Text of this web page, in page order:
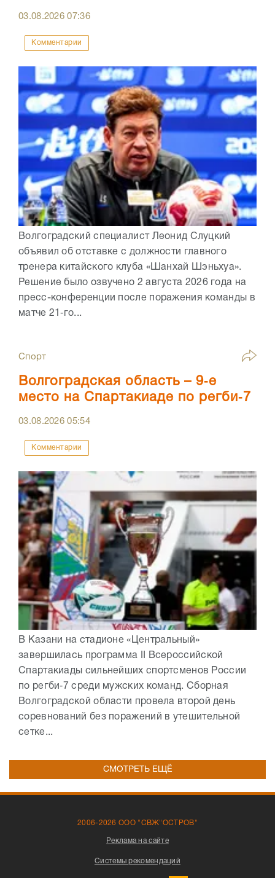
03.08.202607:36
Комментарии
Волгоградский специалист Леонид Слуцкий
объявил об отставке с должности главного
тренера китайского клуба «Шанхай Шэньхуа».
Решение было озвучено 2 августа 2026 года на
пресс-конференции после поражения команды в
матче 21‑го...
Спорт
Волгоградская область – 9‑е
место на Спартакиаде по регби‑7
03.08.202605:54
Комментарии
В Казани на стадионе «Центральный»
завершилась программа II Всероссийской
Спартакиады сильнейших спортсменов России
по регби‑7 среди мужских команд. Сборная
Волгоградской области провела второй день
соревнований без поражений в утешительной
сетке...
СМОТРЕТЬ ЕЩЁ
2006-2026 ООО "СВЖ"ОСТРОВ"
Реклама на сайте
Системы рекомендаций